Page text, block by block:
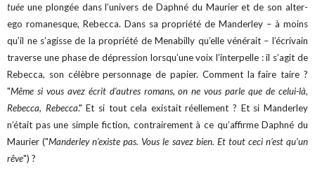
tuée une plongée dans l’univers de Daphné du Maurier et de son alter-
ego romanesque, Rebecca. Dans sa propriété de Manderley – à moins
qu’il ne s’agisse de la propriété de Menabilly qu’elle vénérait – l’écrivain
traverse une phase de dépression lorsqu’une voix l’interpelle : il s’agit de
Rebecca, son célèbre personnage de papier. Comment la faire taire ?
"Même si vous avez écrit d‘autres romans, on ne vous parle que de celui-là,
Rebecca, Rebecca." Et si tout cela existait réellement ? Et si Manderley
n’était pas une simple fiction, contrairement à ce qu’affirme Daphné du
Maurier ("Manderley n’existe pas. Vous le savez bien. Et tout ceci n’est qu’un
rêve") ?